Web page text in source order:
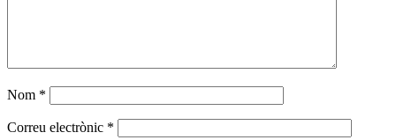
Nom *
Correu electrònic *